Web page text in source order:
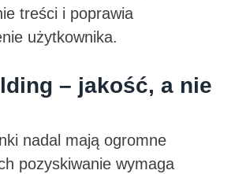
treści i poprawia
użytkownika.
– jakość, a nie
nadal mają ogromne
pozyskiwanie wymaga